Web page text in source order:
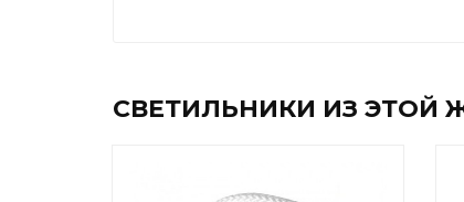
СВЕТИЛЬНИКИ ИЗ ЭТОЙ